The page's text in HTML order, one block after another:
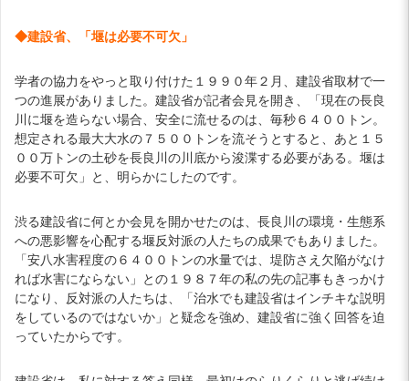
◆建設省、「堰は必要不可欠」
学者の協力をやっと取り付けた１９９０年２月、建設省取材で一
つの進展がありました。建設省が記者会見を開き、「現在の長良
川に堰を造らない場合、安全に流せるのは、毎秒６４００トン。
想定される最大大水の７５００トンを流そうとすると、あと１５
００万トンの土砂を長良川の川底から浚渫する必要がある。堰は
必要不可欠」と、明らかにしたのです。
渋る建設省に何とか会見を開かせたのは、長良川の環境・生態系
への悪影響を心配する堰反対派の人たちの成果でもありました。
「安八水害程度の６４００トンの水量では、堤防さえ欠陥がなけ
れば水害にならない」との１９８７年の私の先の記事もきっかけ
になり、反対派の人たちは、「治水でも建設省はインチキな説明
をしているのではないか」と疑念を強め、建設省に強く回答を迫
っていたからです。